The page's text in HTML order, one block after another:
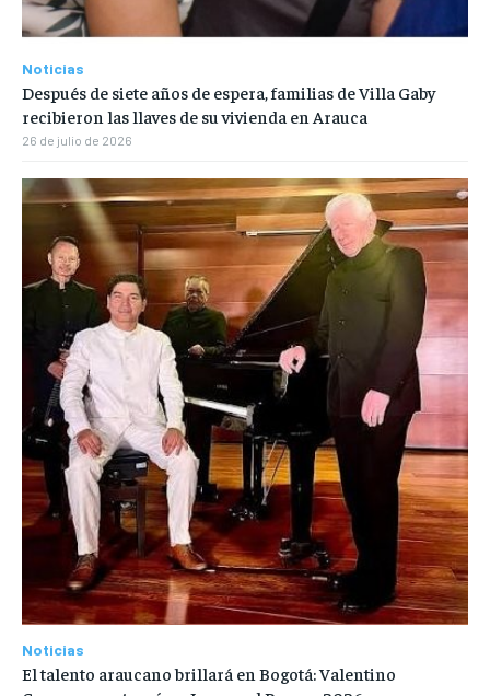
Noticias
Después de siete años de espera, familias de Villa Gaby
recibieron las llaves de su vivienda en Arauca
26 de julio de 2026
Noticias
El talento araucano brillará en Bogotá: Valentino